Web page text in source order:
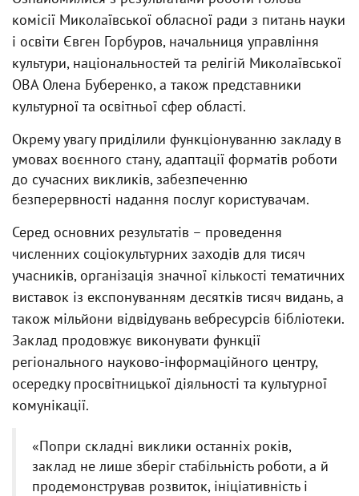
комісії Миколаївської обласної ради з питань науки
і освіти Євген Горбуров, начальниця управління
культури, національностей та релігій Миколаївської
ОВА Олена Буберенко, а також представники
культурної та освітньої сфер області.
Окрему увагу приділили функціонуванню закладу в
умовах воєнного стану, адаптації форматів роботи
до сучасних викликів, забезпеченню
безперервності надання послуг користувачам.
Серед основних результатів – проведення
численних соціокультурних заходів для тисяч
учасників, організація значної кількості тематичних
виставок із експонуванням десятків тисяч видань, а
також мільйони відвідувань вебресурсів бібліотеки.
Заклад продовжує виконувати функції
регіонального науково-інформаційного центру,
осередку просвітницької діяльності та культурної
комунікації.
«Попри складні виклики останніх років,
заклад не лише зберіг стабільність роботи, а й
продемонстрував розвиток, ініціативність і